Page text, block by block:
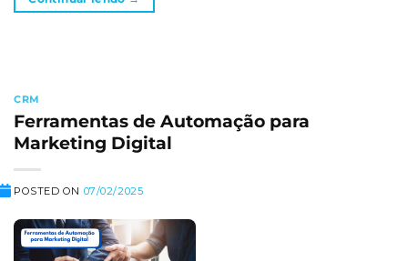
CRM
Ferramentas de Automação para
Marketing Digital
POSTED ON 07/02/2025